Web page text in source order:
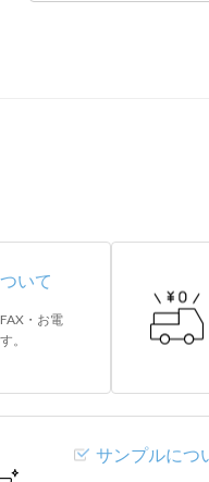
いて
・お電
。
サンプルにつ